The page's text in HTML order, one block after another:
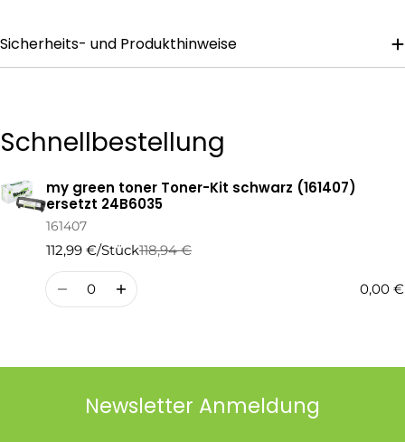
Frage Senden
Sicherheits- und Produkthinweise
Schnellbestellung
Ihr
Warenkorb
my green toner Toner-Kit schwarz (161407)
ersetzt 24B6035
161407
112,99 €/Stück
Regulärer
Preis
118,94 €
Verkaufspreis
Menge
0,00 €
Newsletter Anmeldung